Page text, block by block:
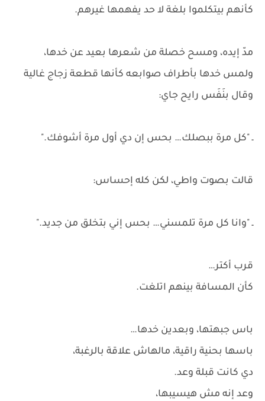
كأنهم بيتكلموا بلغة لا حد يفهمها غيرهم.
مدّ إيده، ومسح خصلة من شعرها بعيد عن خدها،
ولمس خدها بأطراف صوابعه كأنها قطعة زجاج غالية
وقال بنَفَس رايح جاي:
ـ "كل مرة ببصلك… بحس إن دي أول مرة أشوفك."
قالت بصوت واطي، لكن كله إحساس:
ـ "وانا كل مرة تلمسني… بحس إني بتخلق من جديد."
قرب أكتر…
كأن المسافة بينهم اتلغت.
باس جبهتها، وبعدين خدها…
باسها بحنية راقية، مالهاش علاقة بالرغبة،
دي كانت قبلة وعد.
وعد إنه مش هيسيبها،